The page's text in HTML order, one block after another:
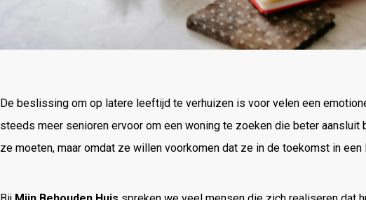
De beslissing om op latere leeftijd te verhuizen is voor velen een
steeds meer senioren ervoor om een woning te zoeken die beter
ze moeten, maar omdat ze willen voorkomen dat ze in de toekomst in